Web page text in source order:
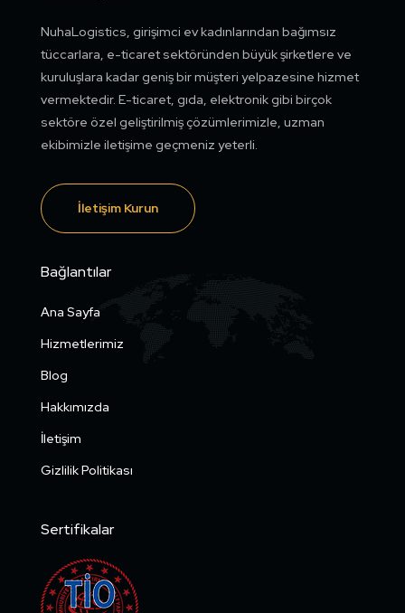
NuhaLogistics, girişimci ev kadınlarından bağımsız
tüccarlara, e-ticaret sektöründen büyük şirketlere ve
kuruluşlara kadar geniş bir müşteri yelpazesine hizmet
vermektedir. E-ticaret, gıda, elektronik gibi birçok
sektöre özel geliştirilmiş çözümlerimizle, uzman
ekibimizle iletişime geçmeniz yeterli.
İletişim Kurun
Bağlantılar
Ana Sayfa
Hizmetlerimiz
Blog
Hakkımızda
İletişim
Gizlilik Politikası
Sertifikalar